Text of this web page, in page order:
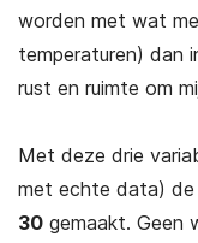
worden met wat
temperaturen) dan
rust en ruimte om
Met deze drie
met echte data) de
30 gemaakt. Geen